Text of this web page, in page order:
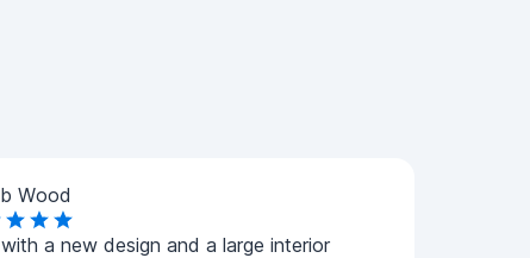
Wood
a new design and a large interior